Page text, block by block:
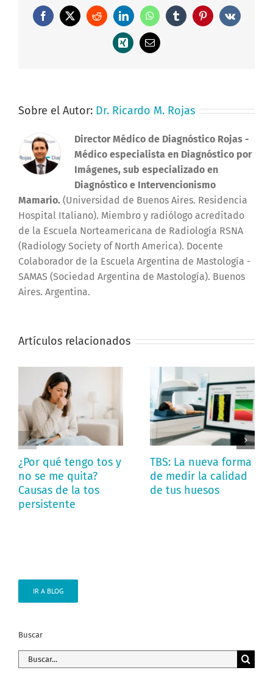
Facebook
X RedditLinkedInWhatsAppTumblrPinterestVk
Xing
Correo
electrónico
Sobre el Autor: Dr. Ricardo M. Rojas
Director Médico de Diagnóstico Rojas -
Médico especialista en Diagnóstico por
Imágenes, sub especializado en
Diagnóstico e Intervencionismo
Mamario. (Universidad de Buenos Aires. Residencia
Hospital Italiano). Miembro y radiólogo acreditado
de la Escuela Norteamericana de Radiología RSNA
(Radiology Society of North America). Docente
Colaborador de la Escuela Argentina de Mastología -
SAMAS (Sociedad Argentina de Mastología). Buenos
Aires. Argentina.
Artículos relacionados
¿Por qué tengo tos y
no se me quita?
Causas de la tos
persistente
TBS: La nueva forma
de medir la calidad
de tus huesos
IR A BLOG
Buscar
Buscar: